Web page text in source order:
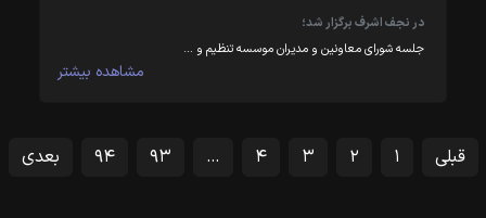
در نجف اشرف برگزار شد؛
جلسه شورای معاونین و مدیران موسسه تنظیم و …
مشاهده بیشتر
قبلی ۱ ۲ ۳ ۴ … ۹۳ ۹۴ بعدی